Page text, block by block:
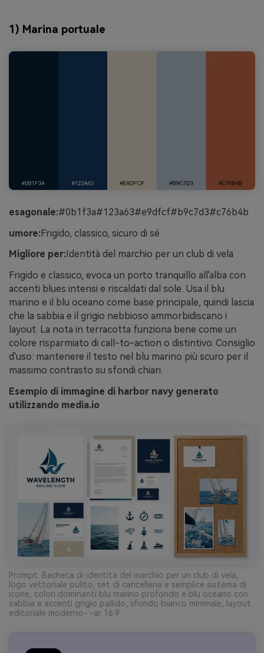
1) Marina portuale
esagonale:#0b1f3a#123a63#e9dfcf#b9c7d3#c76b4b
umore:Frigido, classico, sicuro di sé
Migliore per: Identità del marchio per un club di vela
Frigido e classico, evoca un porto tranquillo all'alba con
accenti blues intensi e riscaldati dal sole. Usa il blu
marino e il blu oceano come base principale, quindi lascia
che la sabbia e il grigio nebbioso ammorbidiscano i
layout. La nota in terracotta funziona bene come un
colore risparmiato di call-to-action o distintivo. Consiglio
d'uso: mantenere il testo nel blu marino più scuro per il
massimo contrasto su sfondi chiari.
Esempio di immagine di harbor navy generato
utilizzando media.io
Prompt: Bacheca di identità del marchio per un club di vela,
logo vettoriale pulito, set di cancelleria e semplice sistema di
icone, colori dominanti blu marino profondo e blu oceano con
sabbia e accenti grigio pallido, sfondo bianco minimale, layout
editoriale moderno- -ar 16:9